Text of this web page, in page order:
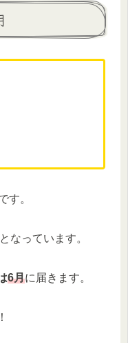
す。
なっています。
6月に届きます。